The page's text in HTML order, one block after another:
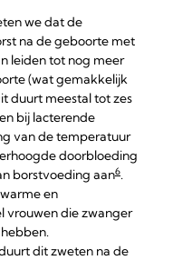
we dat de
na de geboorte met
leiden tot nog meer
(wat gemakkelijk
duurt meestal tot zes
bij lacterende
van de temperatuur
doorbloeding
borstvoeding aan6.
en
vrouwen die zwanger
dit zweten na de